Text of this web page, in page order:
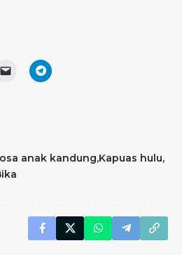
anak kandung Kapuas hulu